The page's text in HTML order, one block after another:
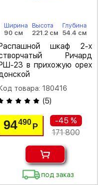
Ширина
90 см
Высота
221.2 см
Глубина
54.4 см
шкаф 2-х
Ричард
23 в прихожую орех
товара: 180416
(5)
94490 Р
-45 %
171 800
под заказ